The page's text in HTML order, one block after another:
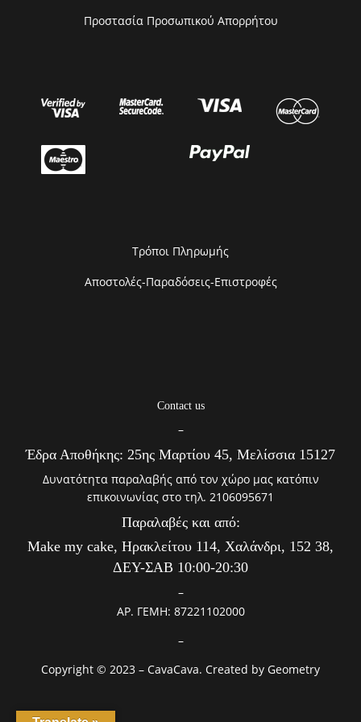
Προστασία Προσωπικού Απορρήτου
Τρόποι Πληρωμής
Αποστολές-Παραδόσεις-Επιστροφές
Contact us
–
Έδρα Αποθήκης: 25ης Μαρτίου 45, Μελίσσια 15127
Δυνατότητα παραλαβής από τον χώρο μας κατόπιν
επικοινωνίας στο τηλ. 2106095671
Παραλαβές και από:
Make my cake, Ηρακλείτου 114, Χαλάνδρι, 152 38,
ΔΕΥ-ΣΑΒ 10:00-20:30
–
ΑΡ. ΓΕΜΗ: 87221102000
–
Copyright © 2023 – CavaCava. Created by Geometry